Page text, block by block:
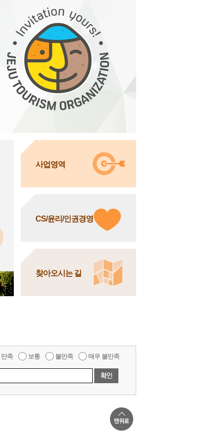
사업영역
CS/윤리/인권경영
찾아오시는 길
만족 보통 불만족 매우 불만족